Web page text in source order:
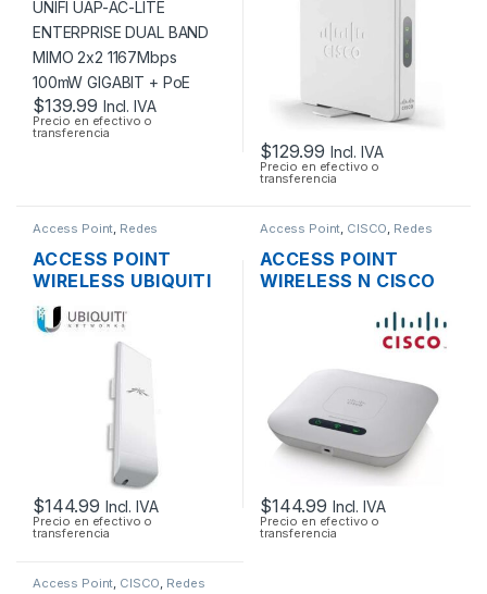
2×2 1167MBPS
100MW GIGABIT +
POE
$139.99 Incl. IVA
Precio en efectivo o
transferencia
SOPORTE POE +
FUENTE
$129.99 Incl. IVA
Precio en efectivo o
transferencia
Access Point Redes
ACCESS POINT
WIRELESS UBIQUITI
NANOSTATION M5
AIRMAX 5GHZ 16DBI
MIMO 500MW
OUTDOOR
$144.99 Incl. IVA
Precio en efectivo o
transferencia
Access Point CISCO Redes
ACCESS POINT
WIRELESS N CISCO
DOS ANTENAS INT.
300MBPS SOPORTE
POE + FUENTE
$144.99 Incl. IVA
Precio en efectivo o
transferencia
Access Point, CISCO, Redes